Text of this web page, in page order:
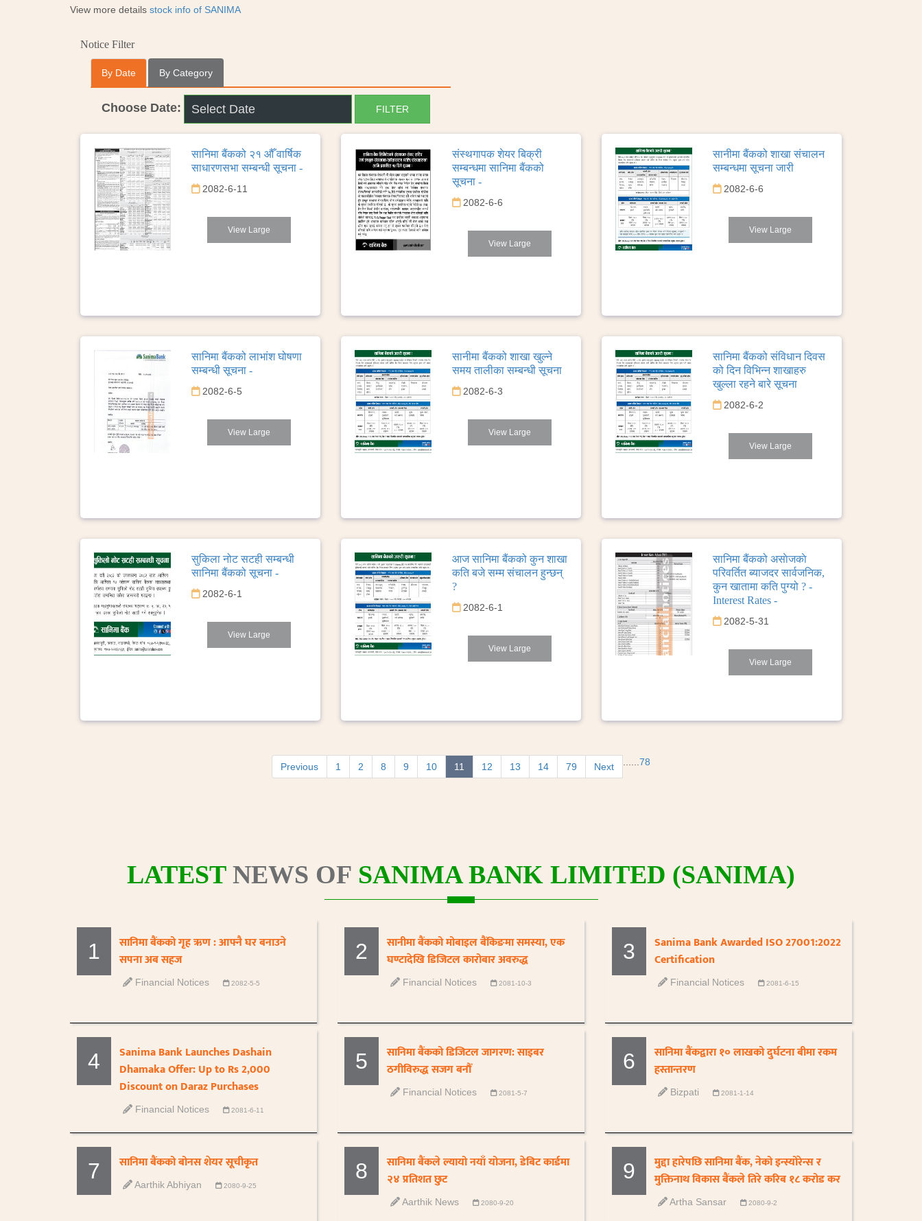
View more details stock info of SANIMA
Notice Filter
By Date By Category
Choose Date:
सानिमा बैंकको २१ औँ वार्षिक
साधारणसभा सम्बन्धी सूचना -
2082-6-11
View Large
संस्थगापक शेयर बिक्री
सम्बन्धमा सानिमा बैंकको
सूचना -
2082-6-6
View Large
सानीमा बैंकको शाखा संचालन
सम्बन्धमा सूचना जारी
2082-6-6
View Large
सानिमा बैंकको लाभांश घोषणा
सम्बन्धी सूचना -
2082-6-5
View Large
सानीमा बैंकको शाखा खुल्ने
समय तालीका सम्बन्धी सूचना
2082-6-3
View Large
सानिमा बैंकको संविधान दिवस
को दिन विभिन्न शाखाहरु
खुल्ला रहने बारे सूचना
2082-6-2
View Large
सुकिला नोट सटही सम्बन्धी
सानिमा बैंकको सूचना -
2082-6-1
View Large
आज सानिमा बैंकको कुन शाखा
कति बजे सम्म संचालन हुन्छन्
?
2082-6-1
View Large
सानिमा बैंकको असाेजकाे
परिवर्तित ब्याजदर सार्वजनिक,
कुन खातामा कति पुग्यो ? -
Interest Rates -
2082-5-31
View Large
Previous 1 2 8 9 10 11 12 13 14 78
79 Next
LATESTNEWS OF SANIMA BANK LIMITED (SANIMA)
1
सानिमा बैंकको गृह ऋण : आफ्नै घर बनाउने
सपना अब सहज
Financial Notices 2082-5-5
2
सानीमा बैंकको मोबाइल बैंकिङमा समस्या, एक
घण्टादेखि डिजिटल कारोबार अवरुद्ध
Financial Notices 2081-10-3
3
Sanima Bank Awarded ISO 27001:2022
Certification
Financial Notices 2081-6-15
4
Sanima Bank Launches Dashain
Dhamaka Offer: Up to Rs 2,000
Discount on Daraz Purchases
Financial Notices 2081-6-11
5
सानिमा बैंकको डिजिटल जागरण: साइबर
ठगीविरुद्ध सजग बनौँ
Financial Notices 2081-5-7
6
सानिमा बैंकद्वारा १० लाखको दुर्घटना बीमा रकम
हस्तान्तरण
Bizpati 2081-1-14
7 सानिमा बैंकको बोनस शेयर सूचीकृत
Aarthik Abhiyan 2080-9-25
8
सानिमा बैंकले ल्यायो नयाँ योजना, डेबिट कार्डमा
२४ प्रतिशत छुट
Aarthik News 2080-9-20
9
मुद्दा हारेपछि सानिमा बैंक, नेको इन्स्योरेन्स र
मुक्तिनाथ विकास बैंकले तिरे करिब १८ करोड कर
Artha Sansar 2080-9-2